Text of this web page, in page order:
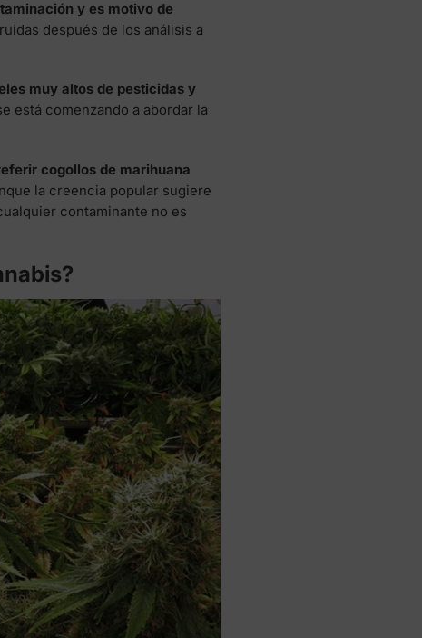
y es motivo de
después de los análisis a
muy altos de pesticidas y
está comenzando a abordar la
cogollos de marihuana
la creencia popular sugiere
contaminante no es